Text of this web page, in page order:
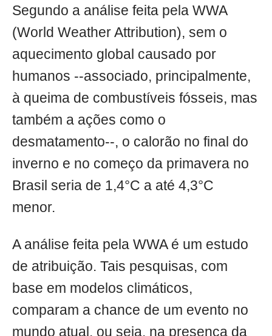
Segundo a análise feita pela WWA
(World Weather Attribution), sem o
aquecimento global causado por
humanos --associado, principalmente,
à queima de combustíveis fósseis, mas
também a ações como o
desmatamento--, o calorão no final do
inverno e no começo da primavera no
Brasil seria de 1,4°C a até 4,3°C
menor.
A análise feita pela WWA é um estudo
de atribuição. Tais pesquisas, com
base em modelos climáticos,
comparam a chance de um evento no
mundo atual, ou seja, na presença da